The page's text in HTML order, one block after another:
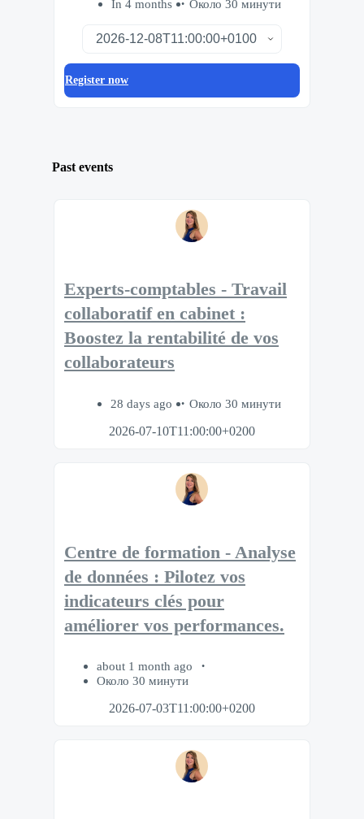
In 4 months Около 30 минути
Register now
Past events
Experts-comptables - Travail
collaboratif en cabinet :
Boostez la rentabilité de vos
collaborateurs
28 days ago
Около 30 минути
2026-07-10T11:00:00+0200
Centre de formation - Analyse
de données : Pilotez vos
indicateurs clés pour
améliorer vos performances.
about 1 month ago
Около 30 минути
2026-07-03T11:00:00+0200